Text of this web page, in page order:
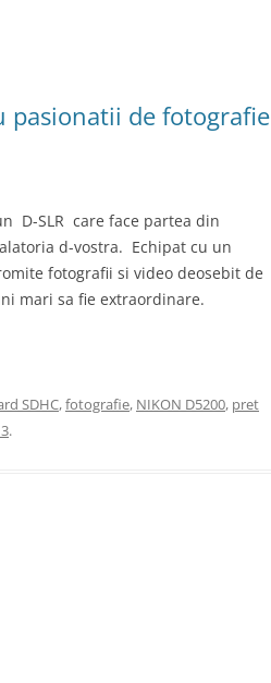
pasionatii de fotografie
D-SLR care face partea din
d-vostra. Echipat cu un
fotografii si video deosebit de
mari sa fie extraordinare.
SDHC,fotografie, NIKON D5200, pret
.